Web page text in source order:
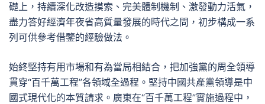
礎上，持續深化改造摸索、完美體制機制、激發動力活氣，
盡力答好經濟年夜省高質量發展的時代之問，初步構成一系
列可供參考借鑒的經驗做法。
始終堅持有用市場和有為當局相結合，把加強黨的周全領導
貫穿“百千萬工程”各領域全過程。堅持中國共產黨領導是中
國式現代化的本質請求。廣東在“百千萬工程”實施過程中，